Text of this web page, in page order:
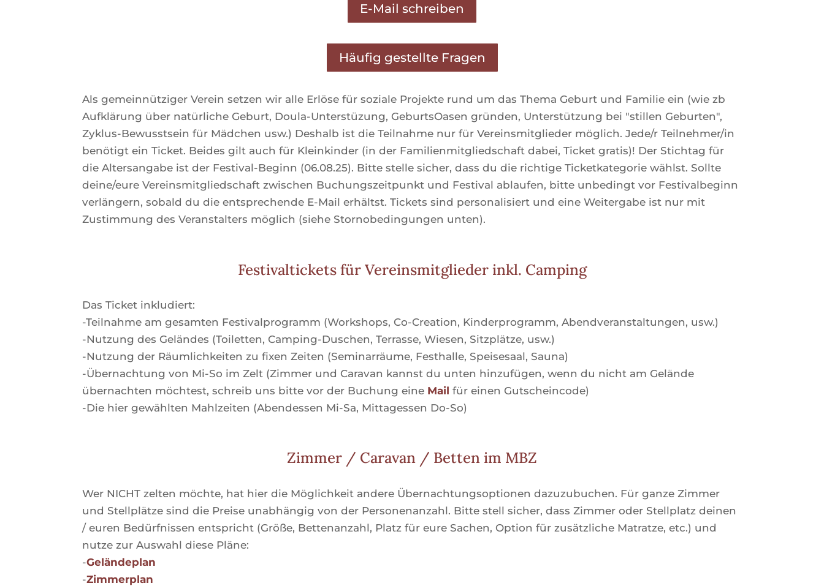
E-Mail schreiben
Häufig gestellte Fragen
Als gemeinnütziger Verein setzen wir alle Erlöse für soziale Projekte rund um das Thema Geburt und Familie ein (wie zb
Aufklärung über natürliche Geburt, Doula-Unterstüzung, GeburtsOasen gründen, Unterstützung bei "stillen Geburten",
Zyklus-Bewusstsein für Mädchen usw.) Deshalb ist die Teilnahme nur für Vereinsmitglieder möglich. Jede/r Teilnehmer/in
benötigt ein Ticket. Beides gilt auch für Kleinkinder (in der Familienmitgliedschaft dabei, Ticket gratis)! Der Stichtag für
die Altersangabe ist der Festival-Beginn (06.08.25). Bitte stelle sicher, dass du die richtige Ticketkategorie wählst. Sollte
deine/eure Vereinsmitgliedschaft zwischen Buchungszeitpunkt und Festival ablaufen, bitte unbedingt vor Festivalbeginn
verlängern, sobald du die entsprechende E-Mail erhältst. Tickets sind personalisiert und eine Weitergabe ist nur mit
Zustimmung des Veranstalters möglich (siehe Stornobedingungen unten).
Festivaltickets für Vereinsmitglieder inkl. Camping
Das Ticket inkludiert:
-Teilnahme am gesamten Festivalprogramm (Workshops, Co-Creation, Kinderprogramm, Abendveranstaltungen, usw.)
-Nutzung des Geländes (Toiletten, Camping-Duschen, Terrasse, Wiesen, Sitzplätze, usw.)
-Nutzung der Räumlichkeiten zu fixen Zeiten (Seminarräume, Festhalle, Speisesaal, Sauna)
-Übernachtung von Mi-So im Zelt (Zimmer und Caravan kannst du unten hinzufügen, wenn du nicht am Gelände
übernachten möchtest, schreib uns bitte vor der Buchung eine Mail für einen Gutscheincode)
-Die hier gewählten Mahlzeiten (Abendessen Mi-Sa, Mittagessen Do-So)
Zimmer / Caravan / Betten im MBZ
Wer NICHT zelten möchte, hat hier die Möglichkeit andere Übernachtungsoptionen dazuzubuchen. Für ganze Zimmer
und Stellplätze sind die Preise unabhängig von der Personenanzahl. Bitte stell sicher, dass Zimmer oder Stellplatz deinen
/ euren Bedürfnissen entspricht (Größe, Bettenanzahl, Platz für eure Sachen, Option für zusätzliche Matratze, etc.) und
nutze zur Auswahl diese Pläne:
-Geländeplan
-Zimmerplan